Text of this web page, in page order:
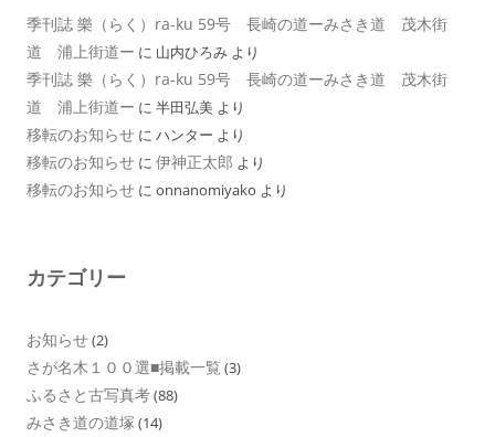
季刊誌 樂（らく）ra-ku 59号 長崎の道ーみさき道 茂木街
道 浦上街道ー に 山内ひろみ より
季刊誌 樂（らく）ra-ku 59号 長崎の道ーみさき道 茂木街
道 浦上街道ー に 半田弘美 より
移転のお知らせ に ハンター より
移転のお知らせ に 伊神正太郎 より
移転のお知らせ に onnanomiyako より
カテゴリー
お知らせ(2)
さが名木１００選■掲載一覧 (3)
ふるさと古写真考(88)
みさき道の道塚 (14)